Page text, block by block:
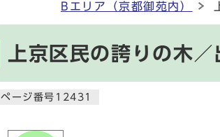
Bエリア（京都御苑内）
上京区民の誇りの木
ページ番号12431